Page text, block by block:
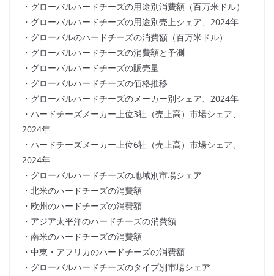
・グローバルハードチーズの用途別消費額（百万米ドル）
・グローバルハードチーズの用途別売上シェア、2024年
・グローバルのハードチーズの消費額（百万米ドル）
・グローバルハードチーズの消費額と予測
・グローバルハードチーズの販売量
・グローバルハードチーズの価格推移
・グローバルハードチーズのメーカー別シェア、2024年
・ハードチーズメーカー上位3社（売上高）市場シェア、
2024年
・ハードチーズメーカー上位6社（売上高）市場シェア、
2024年
・グローバルハードチーズの地域別市場シェア
・北米のハードチーズの消費額
・欧州のハードチーズの消費額
・アジア太平洋のハードチーズの消費額
・南米のハードチーズの消費額
・中東・アフリカのハードチーズの消費額
・グローバルハードチーズのタイプ別市場シェア